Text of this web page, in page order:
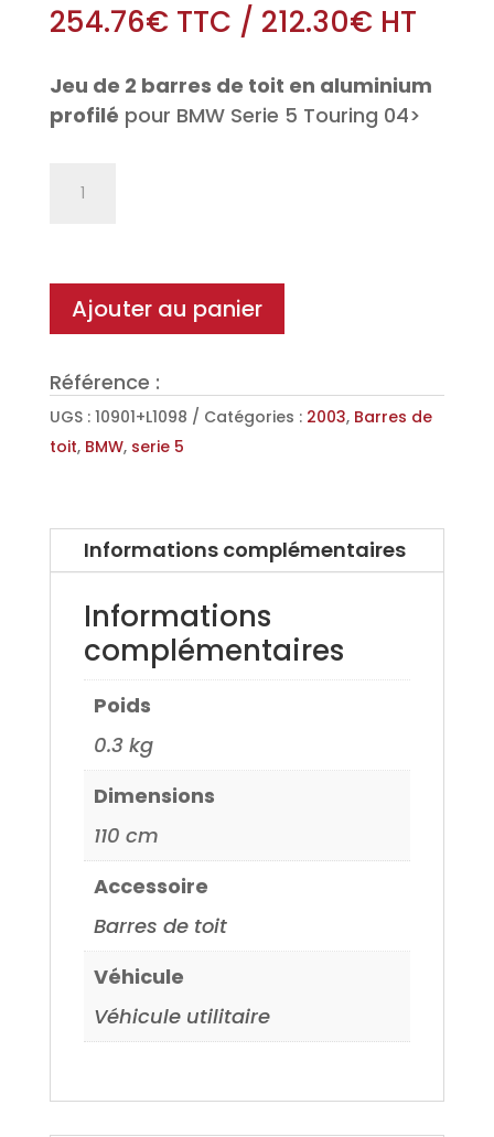
254.76€TTC / 212.30€HT
Jeu de 2 barres de toit en aluminium
profilé pour BMW Serie 5 Touring 04>
barres
toit
Aéro
en
BMW
Serie
Touring
04>
Ajouter au panier
Référence :
UGS : 10901+L1098 Catégories : 2003, Barres de
toit, BMW, serie 5
Informations complémentaires
Informations
complémentaires
Poids
0.3 kg
Dimensions
110 cm
Accessoire
Barres de toit
Véhicule
Véhicule utilitaire